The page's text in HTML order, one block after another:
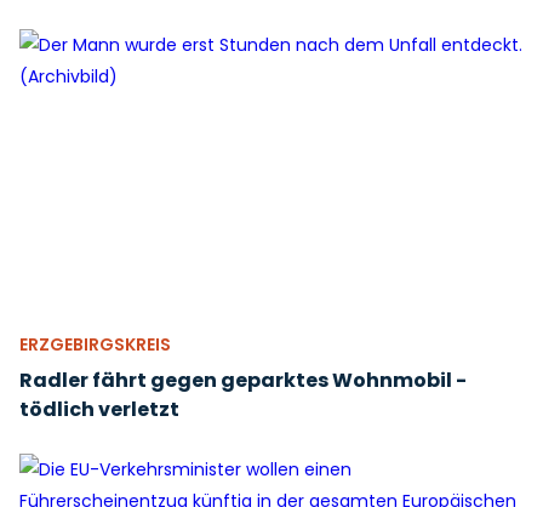
ERZGEBIRGSKREIS
Radler fährt gegen geparktes Wohnmobil -
tödlich verletzt